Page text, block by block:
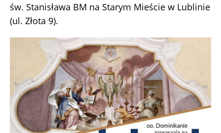
św. Stanisława BM na Starym Mieście w Lublinie
(ul. Złota 9).